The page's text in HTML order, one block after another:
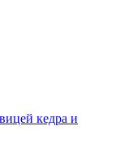
кедра и